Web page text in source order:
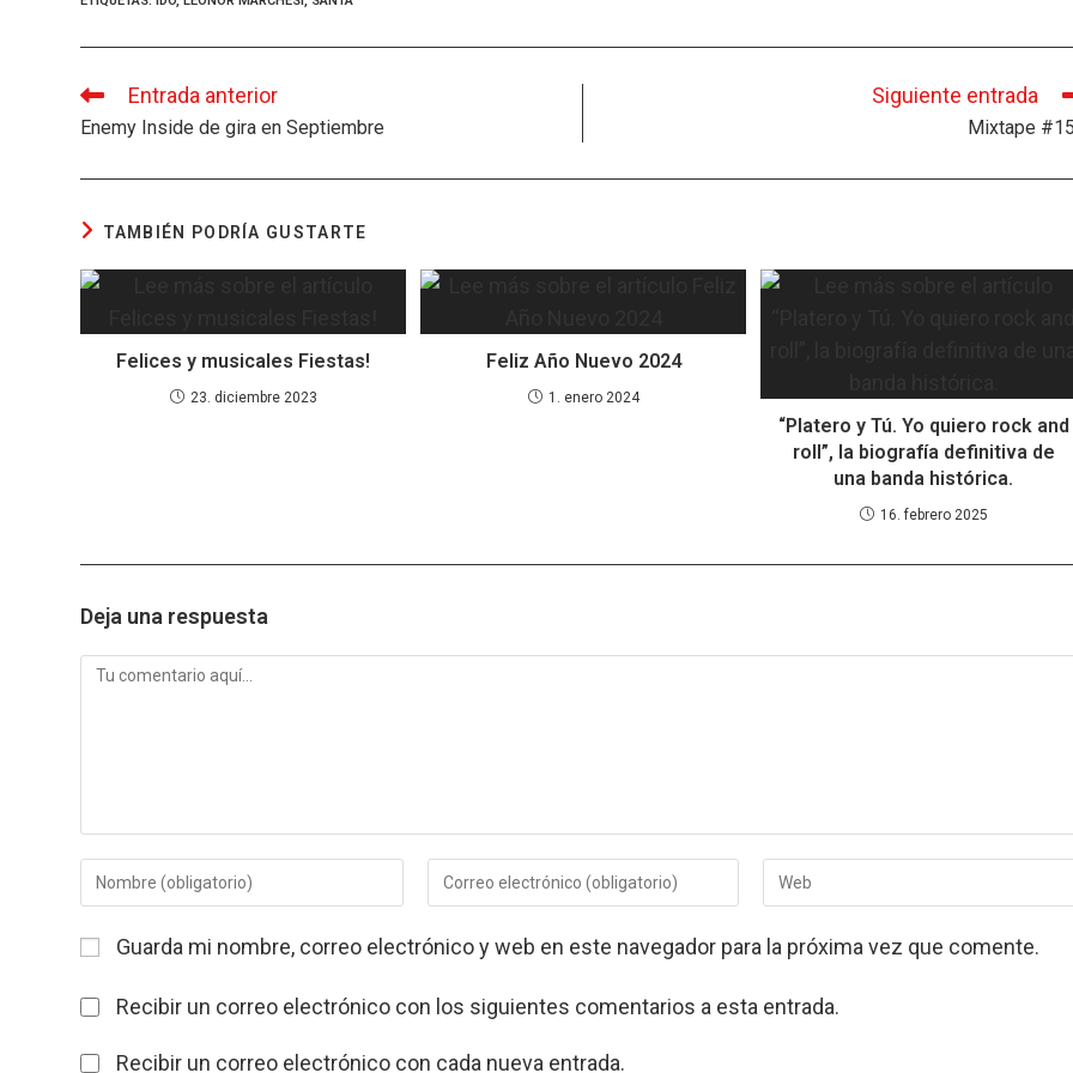
b
o
o
ky s
A
p
a
d
s
p
tir
Leer
más
artículos
Entrada anterior
Enemy Inside de gira en Septiembre
Siguiente entrada
Mixtape
TAMBIÉN PODRÍA GUSTARTE
Felices y musicales Fiestas!
23. diciembre 2023
Feliz Año Nuevo 2024
1. enero 2024
“Platero y Tú. Yo quiero rock and
roll”, la biografía definitiva de
una banda histórica.
16. febrero 2025
Deja una respuesta
Comentario
o
de
usuario
de
electrónico
para
de
web
(opcional)
Guarda mi nombre, correo electrónico y web en este navegador para la próxima vez que comente.
Recibir un correo electrónico con los siguientes comentarios a esta entrada.
Recibir un correo electrónico con cada nueva entrada.